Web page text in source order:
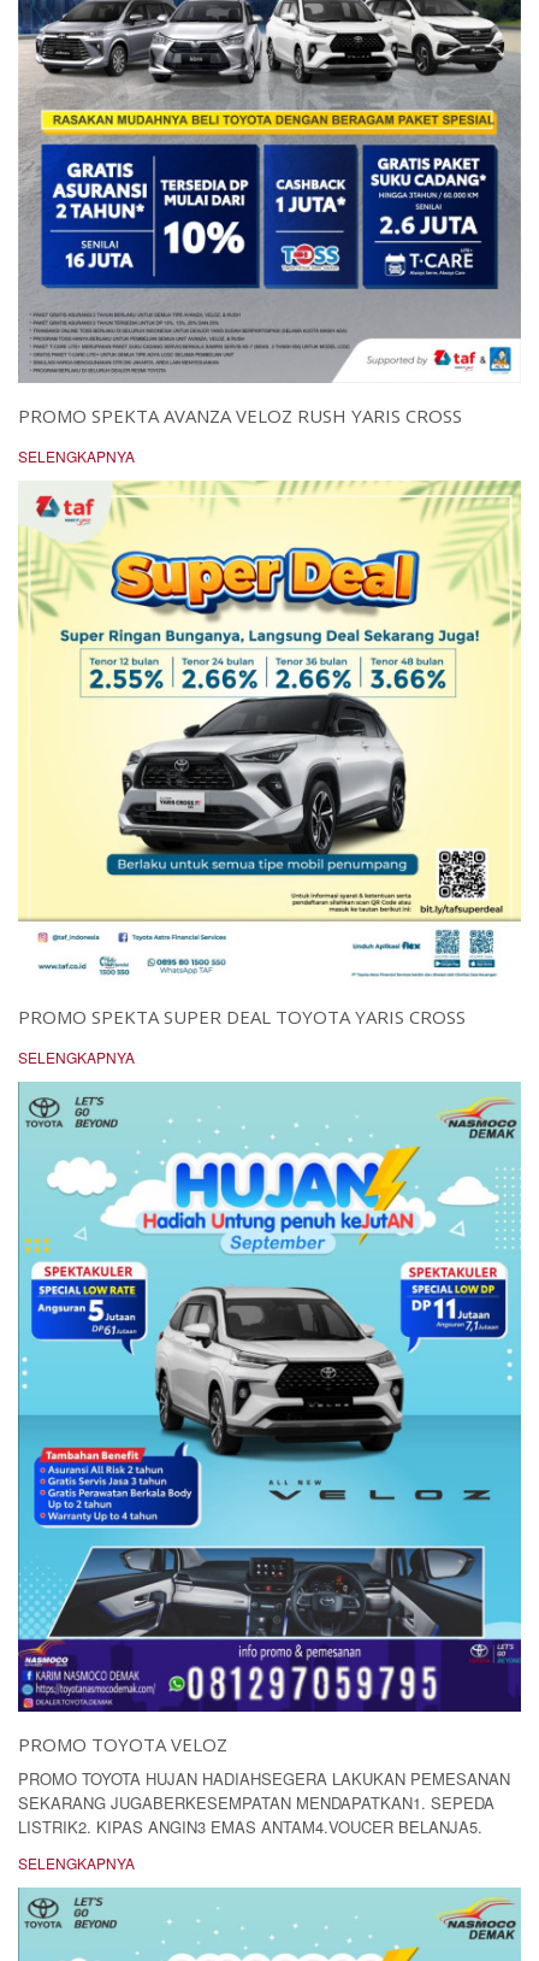
PROMO SPEKTA AVANZA VELOZ RUSH YARIS CROSS
SELENGKAPNYA
PROMO SPEKTA SUPER DEAL TOYOTA YARIS CROSS
SELENGKAPNYA
PROMO TOYOTA VELOZ
PROMO TOYOTA HUJAN HADIAHSEGERA LAKUKAN PEMESANAN
SEKARANG JUGABERKESEMPATAN MENDAPATKAN1. SEPEDA
LISTRIK2. KIPAS ANGIN3 EMAS ANTAM4.VOUCER BELANJA5.
SELENGKAPNYA